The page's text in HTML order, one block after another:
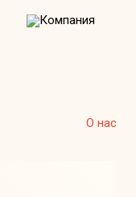
О нас